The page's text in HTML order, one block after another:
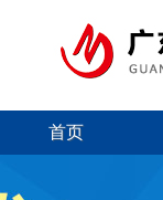
首页